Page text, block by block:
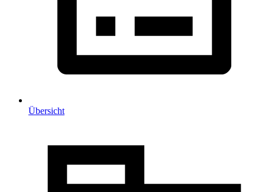
Übersicht